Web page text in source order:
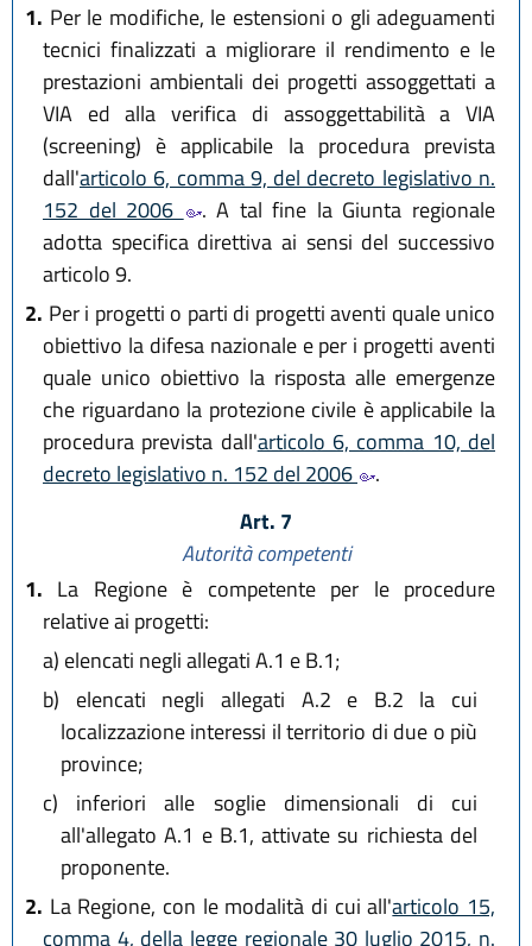
1. Per le modifiche, le estensioni o gli adeguamenti
tecnici finalizzati a migliorare il rendimento e le
prestazioni ambientali dei progetti assoggettati a
VIA ed alla verifica di assoggettabilità a VIA
(screening) è applicabile la procedura prevista
dall'articolo 6, comma 9, del decreto legislativo n.
152 del 2006
. A tal fine la Giunta regionale
adotta specifica direttiva ai sensi del successivo
articolo 9.
2. Per i progetti o parti di progetti aventi quale unico
obiettivo la difesa nazionale e per i progetti aventi
quale unico obiettivo la risposta alle emergenze
che riguardano la protezione civile è applicabile la
procedura prevista dall'articolo 6, comma 10, del
decreto legislativo n. 152 del 2006
.
Art. 7
Autorità competenti
1. La Regione è competente per le procedure
relative ai progetti:
a) elencati negli allegati A.1 e B.1;
b) elencati negli allegati A.2 e B.2 la cui
localizzazione interessi il territorio di due o più
province;
c) inferiori alle soglie dimensionali di cui
all'allegato A.1 e B.1, attivate su richiesta del
proponente.
2. La Regione, con le modalità di cui all'articolo 15,
comma 4, della legge regionale 30 luglio 2015, n.